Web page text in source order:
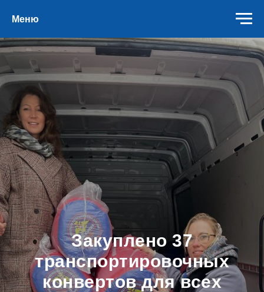
Меню
Закуплено 37
транспортировочных
конвертов для всех